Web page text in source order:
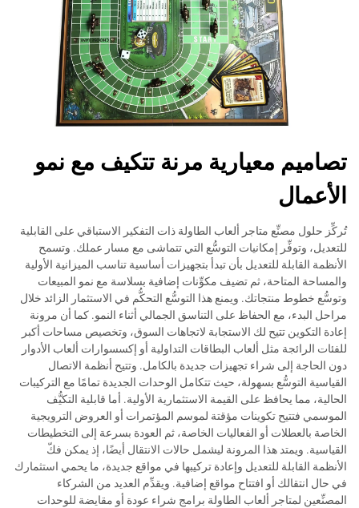
تصاميم معيارية مرنة تتكيف مع نمو
الأعمال
تُركِّز حلول مصنِّع متاجر ألعاب الطاولة ذات التفكير الاستباقي على القابلية
للتعديل، وتوفِّر إمكانيات التوسُّع التي تتماشى مع مسار عملك. وتسمح
الأنظمة القابلة للتعديل بأن تبدأ بتجهيزات أساسية تناسب الميزانية الأولية
والمساحة المتاحة، ثم تضيف مكوِّنات إضافية بسلاسة مع نمو المبيعات
وتوسُّع خطوط منتجاتك. ويمنع هذا التوسُّع التحكُّم في الاستثمار الزائد خلال
مراحل البدء، مع الحفاظ على التناسق الجمالي أثناء النمو. كما أن مرونة
إعادة التكوين تتيح لك الاستجابة لاتجاهات السوق، وتخصيص مساحات أكبر
للفئات الرائجة مثل ألعاب البطاقات التداولية أو إكسسوارات ألعاب الأدوار
دون الحاجة إلى شراء تجهيزات جديدة بالكامل. وتتيح أنظمة الاتصال
القياسية التوسُّع بسهولة، حيث تتكامل الوحدات الجديدة تمامًا مع التركيبات
الحالية، مما يحافظ على القيمة الاستثمارية الأولية. أما قابلية التكيُّف
الموسمي فتتيح تكوينات مؤقتة لموسم المؤتمرات أو العروض الترويجية
الخاصة بالعطلات أو الفعاليات الخاصة، ثم العودة بسرعة إلى التخطيطات
القياسية. ويمتد هذا المرونة ليشمل حالات الانتقال أيضًا، إذ يمكن فكّ
الأنظمة القابلة للتعديل وإعادة تركيبها في مواقع جديدة، ما يحمي استثمارك
في حال انتقالك أو افتتاح مواقع إضافية. ويقدِّم العديد من الشركاء
المصنِّعين لمتاجر ألعاب الطاولة برامج شراء عودة أو مقايضة للوحدات